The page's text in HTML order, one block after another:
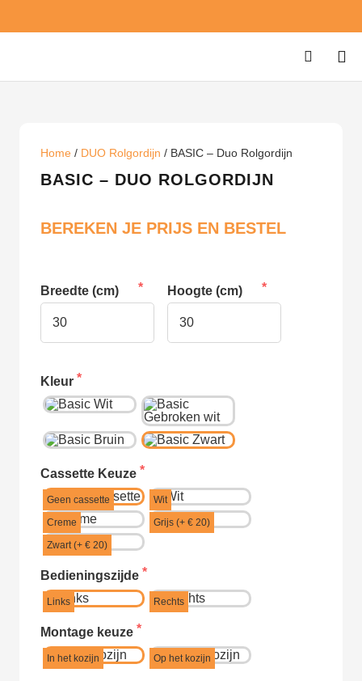
Home / DUO Rolgordijn / BASIC – Duo Rolgordijn
BASIC – DUO ROLGORDIJN
BEREKEN JE PRIJS EN BESTEL
Breedte (cm) Hoogte (cm)
Kleur
Cassette Keuze
Geen cassette
Wit
Creme
Grijs (+ € 20)
Zwart (+ € 20)
Bedieningszijde
Links Rechts
Montage keuze
In het kozijn Op het kozijn